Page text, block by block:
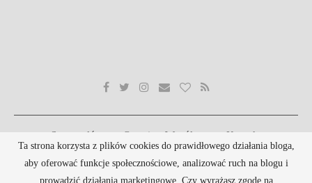
Strona główna O mnie Współpraca
Kontakt
Polityka prywatności
Szablon wykonany na bazie szablonu:PenciDesign
Ta strona korzysta z plików cookies do prawidłowego działania bloga,
aby oferować funkcje społecznościowe, analizować ruch na blogu i
prowadzić działania marketingowe. Czy wyrażasz zgodę na